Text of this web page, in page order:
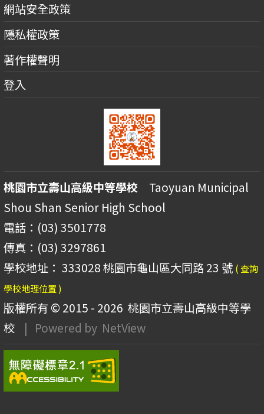
網站安全政策
隱私權政策
著作權聲明
登入
桃園市立壽山高級中等學校 Taoyuan Municipal
Shou Shan Senior High School
電話：(03) 3501778
傳真：(03) 3297861
學校地址： 333028 桃園市龜山區大同路 23 號 ( 查詢
學校地理位置 )
版權所有 © 2015 - 2026 桃園市立壽山高級中等學
校
| Powered by NetView